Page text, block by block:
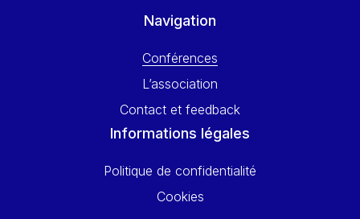
Navigation
Conférences
L’association
Contact et feedback
Informations légales
Politique de confidentialité
Cookies